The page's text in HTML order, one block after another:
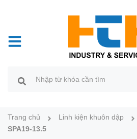
Trang chủ Linh kiện khuôn dập
SPA19-13.5